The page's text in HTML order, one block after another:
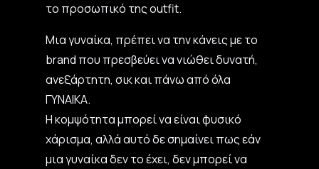
το προσωπικό της outfit.
Μια γυναίκα, πρέπει να την κάνεις με το
brand που πρεσβεύει να νιώθει δυνατή,
ανεξάρτητη, σικ και πάνω από όλα
ΓΥΝΑΙΚΑ.
Η κομψότητα μπορεί να είναι φυσικό
χάρισμα, αλλά αυτό δε σημαίνει πως εάν
μια γυναίκα δεν το έχει, δεν μπορεί να